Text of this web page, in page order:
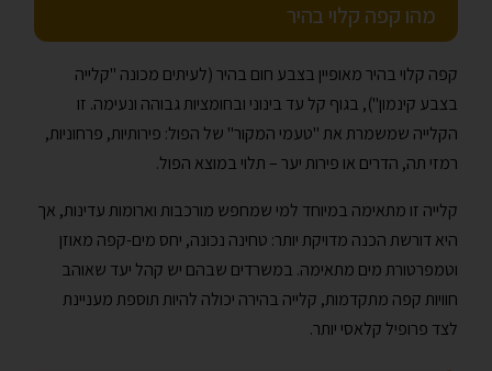
מהו קפה קלוי בהיר
קפה קלוי בהיר מאופיין בצבע חום בהיר (לעיתים מכונה "קלייה
בצבע קינמון"), בגוף קל עד בינוני ובחומציות גבוהה ונעימה. זו
הקלייה שמשמרת את "טעמי המקור" של הפול: פירותיות, פרחוניות,
רמזי תה, הדרים או פירות יער – תלוי במוצא הפול.
קלייה זו מתאימה במיוחד למי שמחפש מורכבות וארומות עדינות, אך
היא דורשת הכנה מדויקת יותר: טחינה נכונה, יחס מים-קפה מאוזן
וטמפרטורת מים מתאימה. במשרדים שבהם יש קהל יעד שאוהב
חוויות קפה מתקדמות, קלייה בהירה יכולה להיות תוספת מעניינת
לצד פרופיל קלאסי יותר.